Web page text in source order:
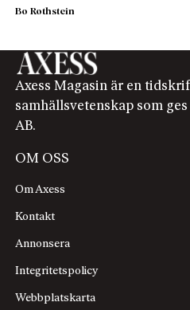
Bo Rothstein
Axess Magasin är en
samhällsvetenskap som
AB.
OM OSS
Om Axess
Kontakt
Annonsera
Integritetspolicy
Webbplatskarta